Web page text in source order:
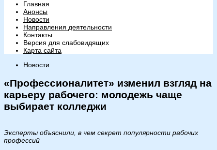
Главная
Анонсы
Новости
Направления деятельности
Контакты
Версия для слабовидящих
Карта сайта
Новости
«Профессионалитет» изменил взгляд на
карьеру рабочего: молодежь чаще
выбирает колледжи
Эксперты объяснили, в чем секрет популярности рабочих
профессий